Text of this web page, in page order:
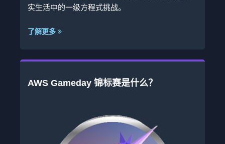
实生活中的一级方程式挑战。
了解更多
AWS Gameday 锦标赛是什么？